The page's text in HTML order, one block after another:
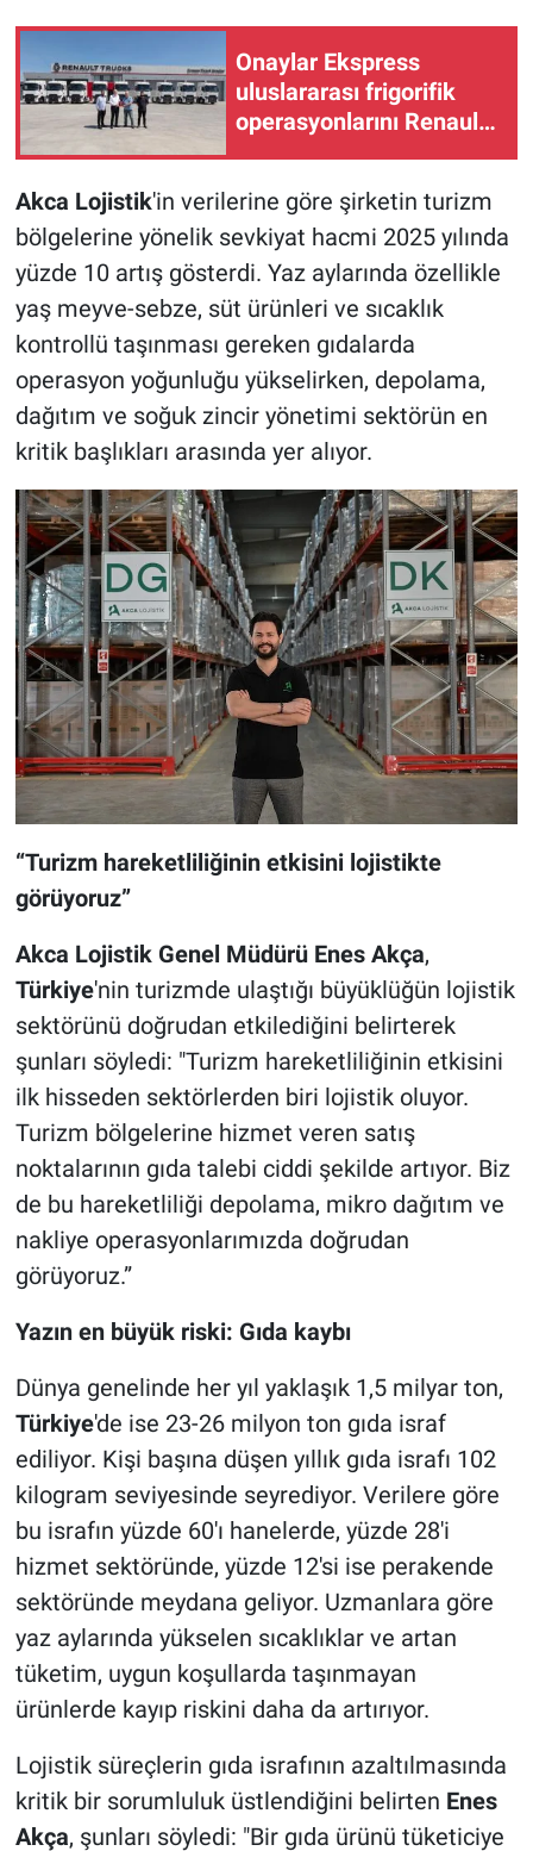
Onaylar Ekspress
uluslararası frigorifik
operasyonlarını Renault
Akca Lojistik'in verilerine göre şirketin turizm
bölgelerine yönelik sevkiyat hacmi 2025 yılında
yüzde 10 artış gösterdi. Yaz aylarında özellikle
yaş meyve-sebze, süt ürünleri ve sıcaklık
kontrollü taşınması gereken gıdalarda
operasyon yoğunluğu yükselirken, depolama,
dağıtım ve soğuk zincir yönetimi sektörün en
kritik başlıkları arasında yer alıyor.
“Turizm hareketliliğinin etkisini lojistikte
görüyoruz”
Akca Lojistik Genel Müdürü Enes Akça,
Türkiye'nin turizmde ulaştığı büyüklüğün lojistik
sektörünü doğrudan etkilediğini belirterek
şunları söyledi: "Turizm hareketliliğinin etkisini
ilk hisseden sektörlerden biri lojistik oluyor.
Turizm bölgelerine hizmet veren satış
noktalarının gıda talebi ciddi şekilde artıyor. Biz
de bu hareketliliği depolama, mikro dağıtım ve
nakliye operasyonlarımızda doğrudan
görüyoruz.”
Yazın en büyük riski: Gıda kaybı
Dünya genelinde her yıl yaklaşık 1,5 milyar ton,
Türkiye'de ise 23-26 milyon ton gıda israf
ediliyor. Kişi başına düşen yıllık gıda israfı 102
kilogram seviyesinde seyrediyor. Verilere göre
bu israfın yüzde 60'ı hanelerde, yüzde 28'i
hizmet sektöründe, yüzde 12'si ise perakende
sektöründe meydana geliyor. Uzmanlara göre
yaz aylarında yükselen sıcaklıklar ve artan
tüketim, uygun koşullarda taşınmayan
ürünlerde kayıp riskini daha da artırıyor.
Lojistik süreçlerin gıda israfının azaltılmasında
kritik bir sorumluluk üstlendiğini belirten Enes
Akça, şunları söyledi: "Bir gıda ürünü tüketiciye